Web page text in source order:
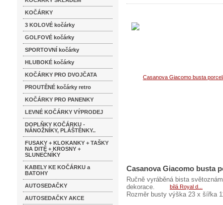
KOČÁRKY
3 KOLOVÉ kočárky
GOLFOVÉ kočárky
SPORTOVNÍ kočárky
HLUBOKÉ kočárky
KOČÁRKY PRO DVOJČATA
PROUTĚNÉ kočárky retro
KOČÁRKY PRO PANENKY
LEVNÉ KOČÁRKY VÝPRODEJ
DOPLŇKY KOČÁRKU -
NÁNOŽNÍKY, PLÁŠTĚNKY..
FUSAKY + KLOKANKY + TAŠKY
NA DITĚ + KROSNY +
SLUNEČNÍKY
KABELY KE KOČÁRKU a
BATOHY
AUTOSEDAČKY
AUTOSEDAČKY AKCE
Casanova Giacomo busta
Ručně vyráběná bista
dekorace.
Rozměr busty výška 23 x šířka